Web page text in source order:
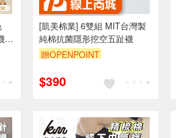
[凱美棉業] 6雙組 MIT台灣製
純棉抗菌隱形挖空五趾襪
贈OPENPOINT
$390